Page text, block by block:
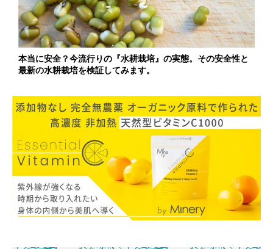
本当に安全？今流行りの『水耕栽培』の実態。その安全性と
最新の水耕栽培を検証してみます。